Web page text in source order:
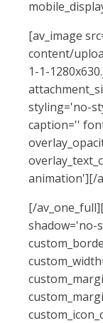
[av_image
content/
1-1-
styling='no-
caption=''
animation'][/
[/
shadow='no-